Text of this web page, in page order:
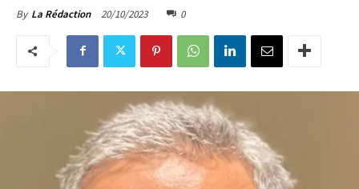
By La Rédaction 20/10/2023 0